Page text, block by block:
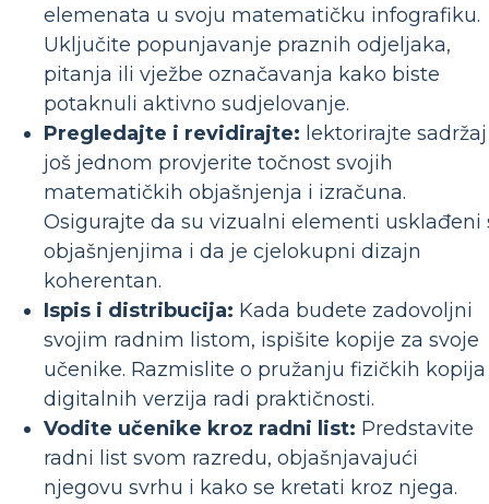
elemenata u svoju matematičku infografiku.
Uključite popunjavanje praznih odjeljaka,
pitanja ili vježbe označavanja kako biste
potaknuli aktivno sudjelovanje.
Pregledajte i revidirajte: lektorirajte
još jednom provjerite točnost svojih
matematičkih objašnjenja i izračuna.
Osigurajte da su vizualni elementi usklađeni
objašnjenjima i da je cjelokupni dizajn
koherentan.
Ispis i distribucija: Kada budete zadovoljni
svojim radnim listom, ispišite kopije za svoje
učenike. Razmislite o pružanju fizičkih
digitalnih verzija radi praktičnosti.
Vodite učenike kroz radni list: Predstavite
radni list svom razredu, objašnjavajući
njegovu svrhu i kako se kretati kroz njega.